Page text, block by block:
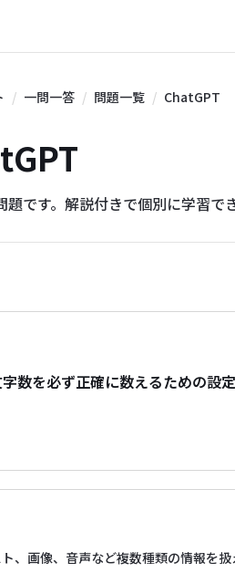
一問一答 問題一覧 ChatGPT
です。解説付きで個別に学習で
数を必ず正確に数えるための設定
、画像、音声など複数種類の情報を